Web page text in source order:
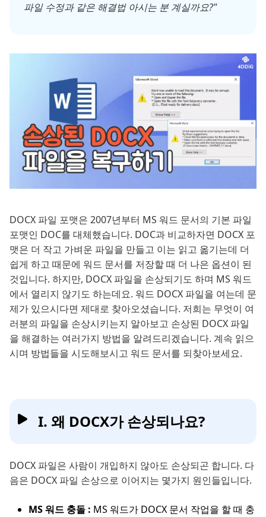
파일 수정과 같은 해결법 아시는 분 계실까요?"
DOCX 파일 포맷은 2007년부터 MS 워드 문서의 기본 파일
포맷인 DOC를 대체했습니다. DOC과 비교하자면 DOCX 포
맷은 더 작고 가벼운 파일을 만들고 이는 읽고 옮기는데 더
쉽게 하고 때문에 워드 문서를 저장할 때 더 나은 옵션이 된
것입니다. 하지만, DOCX 파일을 손상되기도 하며 MS 워드
에서 열리지 않기도 하는데요. 워드 DOCX 파일을 여는데 문
제가 있으시다면 제대로 찾아오셨습니다. 저희는 무엇이 여
러분의 파일을 손상시키는지 알아보고 손상된 DOCX 파일
을 해결하는 여러가지 방법을 알려드리겠습니다. 계속 읽으
시며 방법들을 시도해보시고 워드 문서를 되찾아보세요.
I. 왜 DOCX가 손상되나요?
DOCX 파일은 사람이 개입하지 않아도 손상되곤 합니다. 다
음은 DOCX 파일 손상으로 이어지는 몇가지 원인들입니다.
MS 워드 충돌 : MS 워드가 DOCX 문서 작업을 할 때 충